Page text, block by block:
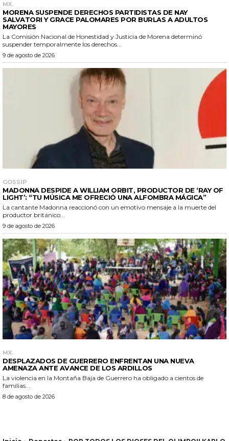
MX.
MORENA SUSPENDE DERECHOS PARTIDISTAS DE NAY
SALVATORI Y GRACE PALOMARES POR BURLAS A ADULTOS
MAYORES
La Comisión Nacional de Honestidad y Justicia de Morena determinó
suspender temporalmente los derechos...
9 de agosto de 2026
GOSSIP
MADONNA DESPIDE A WILLIAM ORBIT, PRODUCTOR DE ‘RAY OF
LIGHT’: “TU MÚSICA ME OFRECIÓ UNA ALFOMBRA MÁGICA”
La cantante Madonna reaccionó con un emotivo mensaje a la muerte del
productor británico...
9 de agosto de 2026
MX.
DESPLAZADOS DE GUERRERO ENFRENTAN UNA NUEVA
AMENAZA ANTE AVANCE DE LOS ARDILLOS
La violencia en la Montaña Baja de Guerrero ha obligado a cientos de
familias...
8 de agosto de 2026